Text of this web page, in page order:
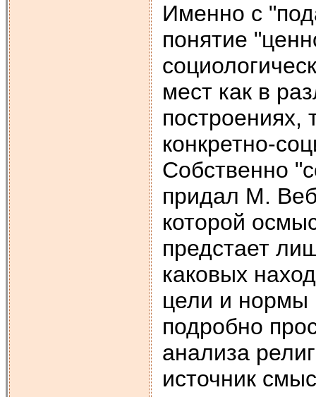
Именно с
понятие
мест как в
построениях,
конкретно-
Собственно
придал М.
которой
предстает
каковых
цели и нормы
подробно
анализа
источник